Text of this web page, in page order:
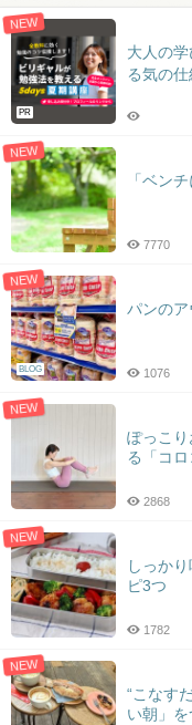
NEW
PR
大人の
る気の
NEW
「ベン
7770
NEW
BLOG
パンのア
1076
NEW
ぽっこ
る「コロ
2868
NEW
しっか
ピ3つ
1782
NEW
“こなす
い朝」